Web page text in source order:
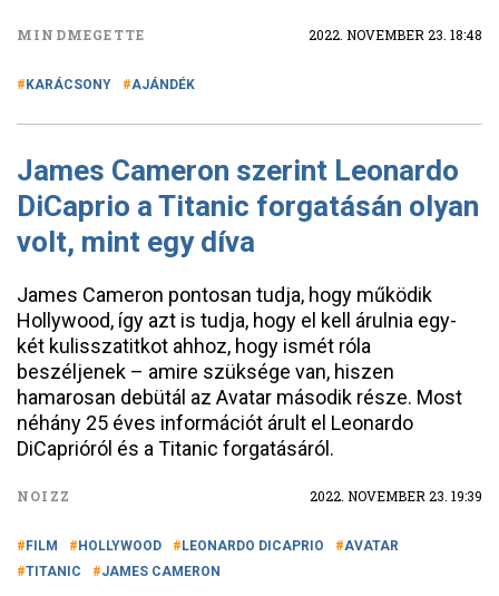
MINDMEGETTE 2022. NOVEMBER 23. 18:48
KARÁCSONY AJÁNDÉK
James Cameron szerint Leonardo
DiCaprio a Titanic forgatásán olyan
volt, mint egy díva
James Cameron pontosan tudja, hogy működik
Hollywood, így azt is tudja, hogy el kell árulnia egy-
két kulisszatitkot ahhoz, hogy ismét róla
beszéljenek – amire szüksége van, hiszen
hamarosan debütál az Avatar második része. Most
néhány 25 éves információt árult el Leonardo
DiCaprióról és a Titanic forgatásáról.
NOIZZ 2022. NOVEMBER 23. 19:39
FILM HOLLYWOOD LEONARDO DICAPRIO
AVATAR
TITANIC
JAMES CAMERON